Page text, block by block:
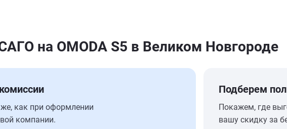
на OMODA S5 в Великом Новгороде
как при оформлении
компании.
Подберем
Покажем, где
вашу скидку за